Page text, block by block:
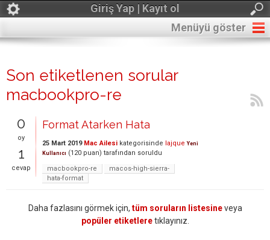
Giriş Yap | Kayıt ol
Menüyü göster
Son etiketlenen sorular
macbookpro-re
0
oy
1
cevap
Format Atarken Hata
25 Mart 2019 Mac Ailesi kategorisinde lajque Yeni
Kullanıcı (120 puan) tarafından soruldu
macbookpro-re
macos-high-sierra-
hata-format
Daha fazlasını görmek için, tüm soruların listesineveya
popüler etiketleretıklayınız.